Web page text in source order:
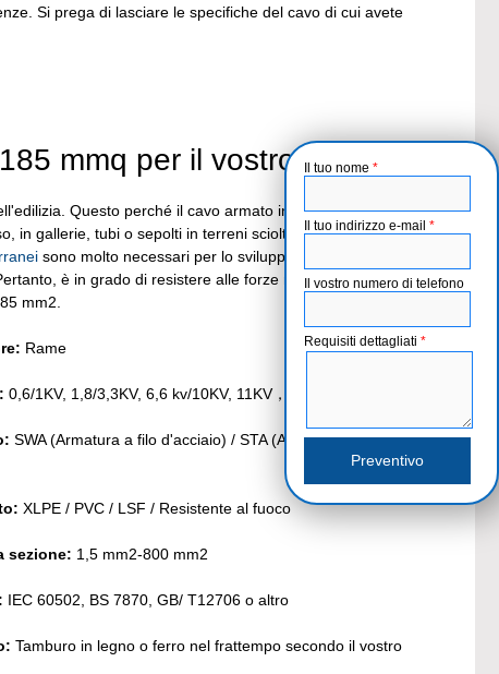
Si prega di lasciare le specifiche del cavo di cui avete
mmq per il vostro progetto?
Questo perché il cavo armato in pvc 3X185 xlpe ha
in gallerie, tubi o sepolti in terreni sciolti. Da un lato, il cavo
sono molto necessari per lo sviluppo della città. D'altra
è in grado di resistere alle forze meccaniche e di
mm2.
Rame
0,6/1KV, 1,8/3,3KV, 6,6 kv/10KV, 11KV，15KV，22KV，33KV
SWA (Armatura a filo d'acciaio) / STA (Armatura a nastro
XLPE / PVC / LSF / Resistente al fuoco
sezione: 1,5 mm2-800 mm2
IEC 60502, BS 7870, GB/ T12706 o altro
Tamburo in legno o ferro nel frattempo secondo il vostro
Il tuo nome *
Il tuo indirizzo e-mail *
Il vostro numero di telefono
Requisiti dettagliati *